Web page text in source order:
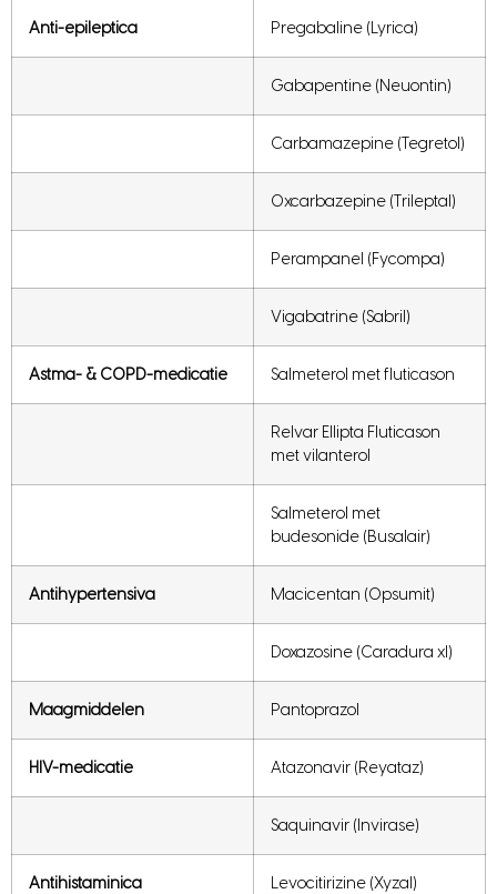
Anti-epileptica Pregabaline (Lyrica)
Gabapentine (Neuontin)
Carbamazepine (Tegretol)
Oxcarbazepine (Trileptal)
Perampanel (Fycompa)
Vigabatrine (Sabril)
Astma- & COPD-medicatie Salmeterol met fluticason
Relvar Ellipta Fluticason
met vilanterol
Salmeterol met
budesonide (Busalair)
Antihypertensiva Macicentan (Opsumit)
Doxazosine (Caradura xl)
Maagmiddelen Pantoprazol
HIV-medicatie Atazonavir (Reyataz)
Saquinavir (Invirase)
Antihistaminica
Levocitirizine (Xyzal)